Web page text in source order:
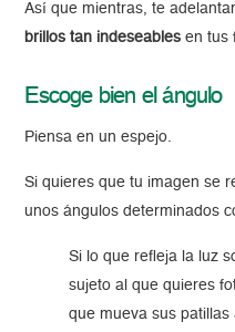
Así que mientras, te
brillos tan indeseables en tus
Escoge bien el ángulo
Piensa en un espejo.
Si quieres que tu imagen se
unos ángulos determinados
Si lo que refleja la luz
sujeto al que quieres
que mueva sus patillas